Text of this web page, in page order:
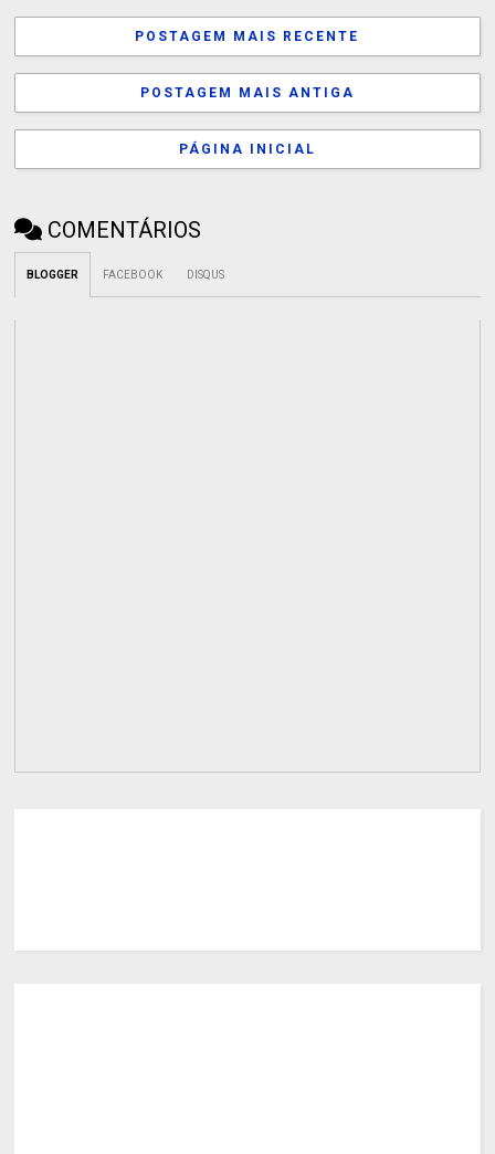
POSTAGEM MAIS RECENTE
POSTAGEM MAIS ANTIGA
PÁGINA INICIAL
COMENTÁRIOS
BLOGGER FACEBOOK DISQUS